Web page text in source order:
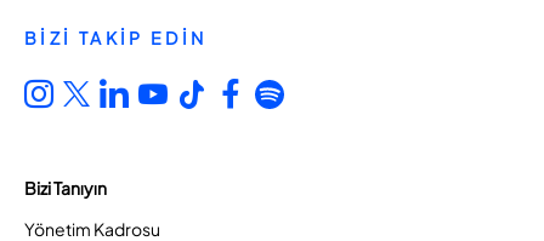
BİZİ TAKİP EDİN
Bizi Tanıyın
Yönetim Kadrosu